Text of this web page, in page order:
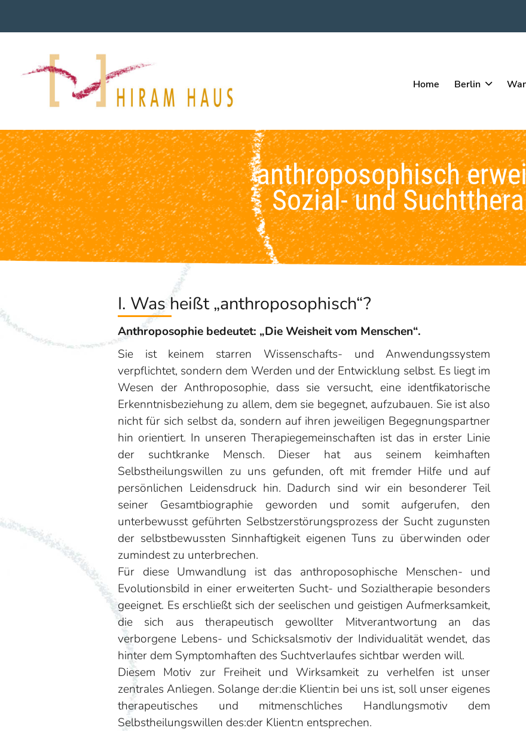
Home Berlin
anthroposophisch
Sozial- und
I. Was heißt „anthroposophisch“?
Anthroposophie bedeutet: „Die Weisheit vom Menschen“.
Sie ist keinem starren Wissenschafts- und Anwendungssystem
verpflichtet, sondern dem Werden und der Entwicklung selbst. Es liegt im
Wesen der Anthroposophie, dass sie versucht, eine identfikatorische
Erkenntnisbeziehung zu allem, dem sie begegnet, aufzubauen. Sie ist also
nicht für sich selbst da, sondern auf ihren jeweiligen Begegnungspartner
hin orientiert. In unseren Therapiegemeinschaften ist das in erster Linie
der suchtkranke Mensch. Dieser hat aus seinem keimhaften
Selbstheilungswillen zu uns gefunden, oft mit fremder Hilfe und auf
persönlichen Leidensdruck hin. Dadurch sind wir ein besonderer Teil
seiner Gesamtbiographie geworden und somit aufgerufen, den
unterbewusst geführten Selbstzerstörungsprozess der Sucht zugunsten
der selbstbewussten Sinnhaftigkeit eigenen Tuns zu überwinden oder
zumindest zu unterbrechen.
Für diese Umwandlung ist das anthroposophische Menschen- und
Evolutionsbild in einer erweiterten Sucht- und Sozialtherapie besonders
geeignet. Es erschließt sich der seelischen und geistigen Aufmerksamkeit,
die sich aus therapeutisch gewollter Mitverantwortung an das
verborgene Lebens- und Schicksalsmotiv der Individualität wendet, das
hinter dem Symptomhaften des Suchtverlaufes sichtbar werden will.
Diesem Motiv zur Freiheit und Wirksamkeit zu verhelfen ist unser
zentrales Anliegen. Solange der:die Klient:in bei uns ist, soll unser eigenes
therapeutisches und mitmenschliches Handlungsmotiv dem
Selbstheilungswillen des:der Klient:n entsprechen.